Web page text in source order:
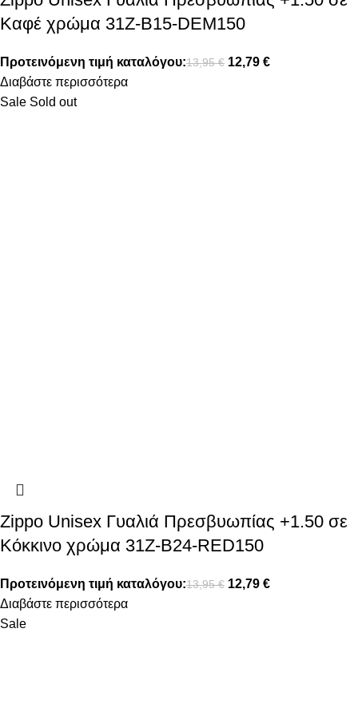
Καφέ χρώμα 31Z-B15-DEM150
Προτεινόμενη τιμή καταλόγου:13,95€ 12,79 €
Διαβάστε περισσότερα
Sale Sold out
Zippo Unisex Γυαλιά Πρεσβυωπίας +1.50 σε
Κόκκινο χρώμα 31Z-B24-RED150
Προτεινόμενη τιμή καταλόγου:13,95€ 12,79 €
Διαβάστε περισσότερα
Sale